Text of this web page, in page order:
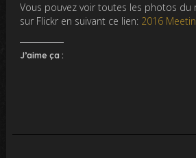
Vous pouvez voir toutes les photos du
sur Flickr en suivant ce lien: 2016
J’aime ça :